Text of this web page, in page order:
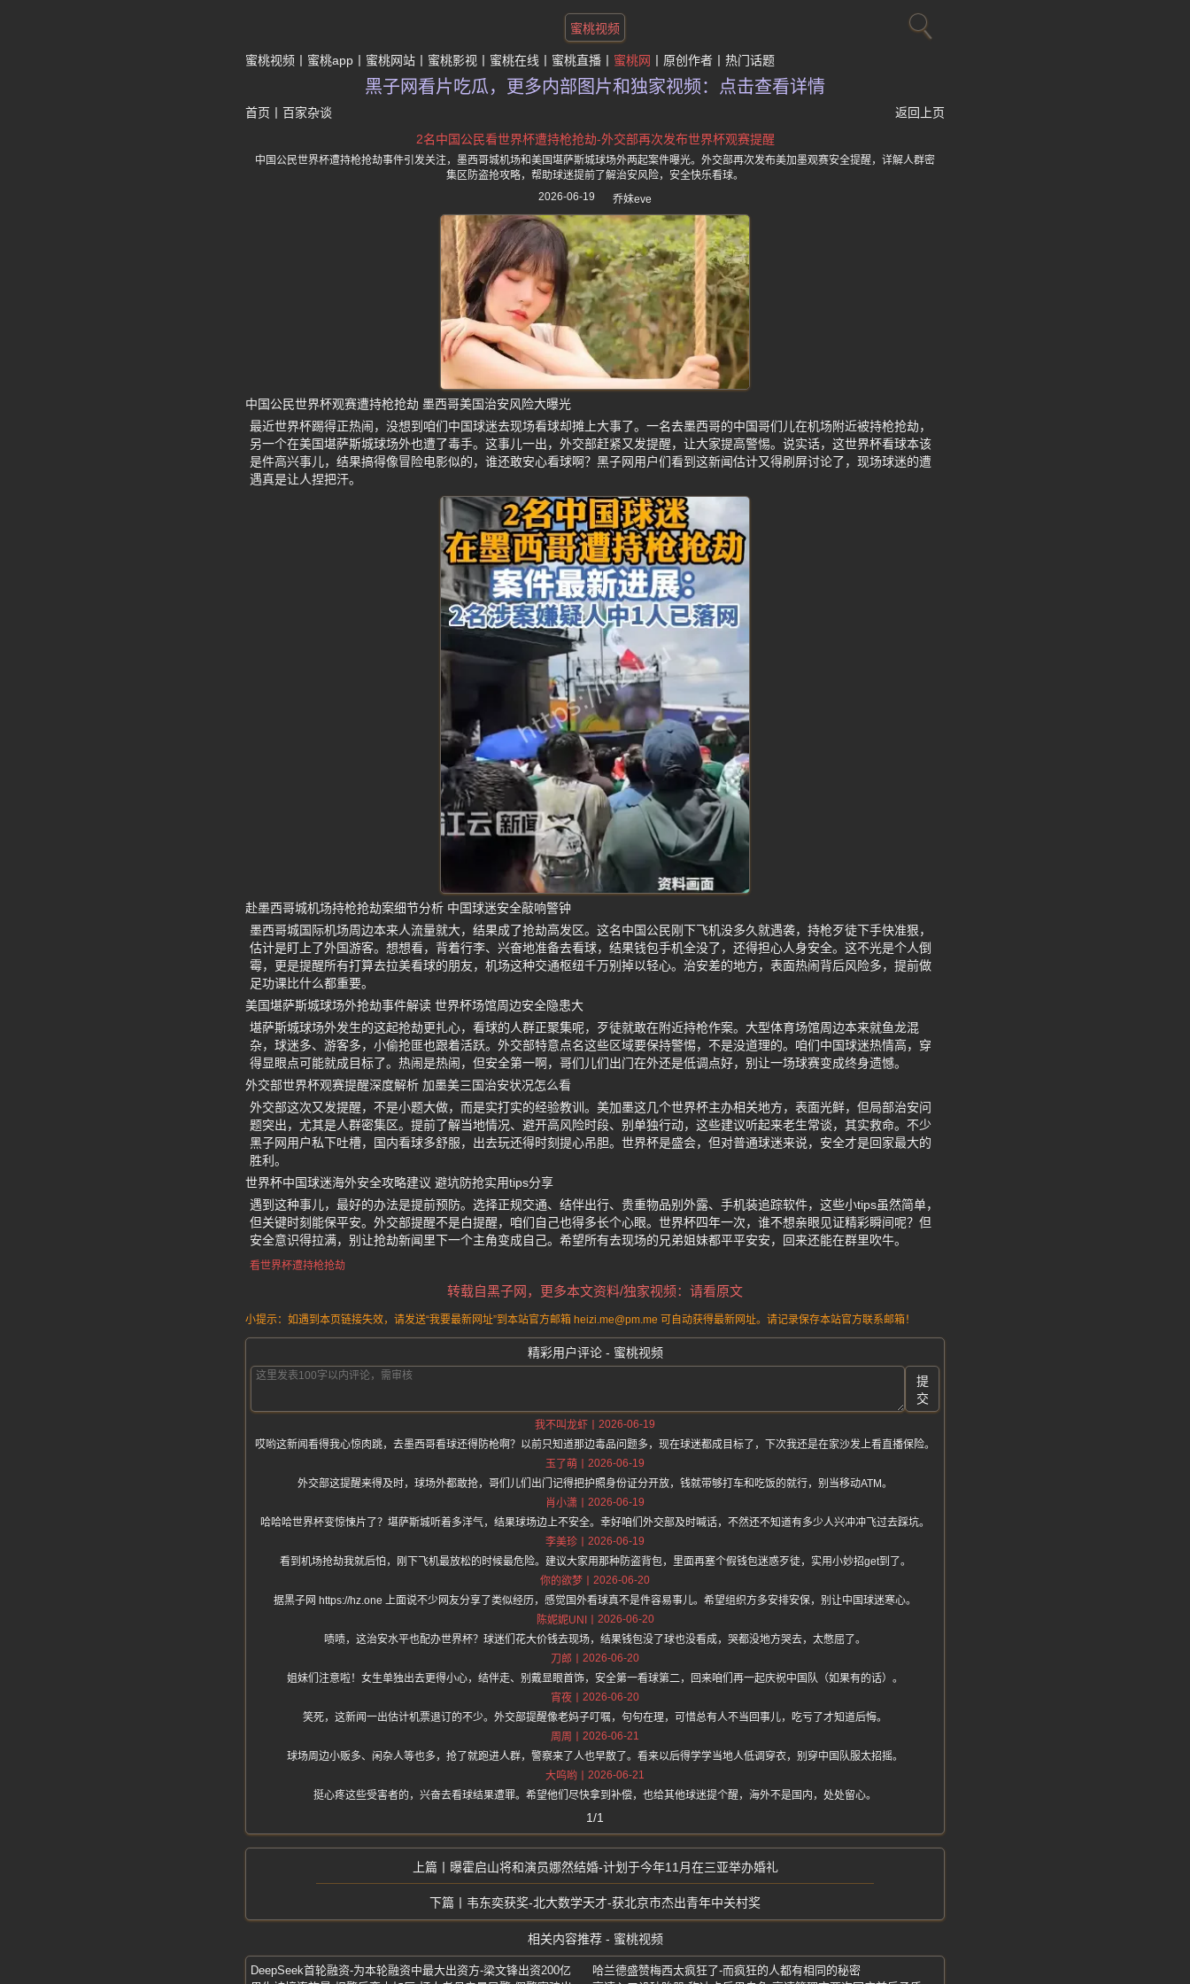
蜜桃视频
蜜桃视频 蜜桃app 蜜桃网站 蜜桃影视 蜜桃在线 蜜桃直播 蜜桃网 原创作者 热门话题
黑子网看片吃瓜，更多内部图片和独家视频：点击查看详情
首页 百家杂谈
返回上页
2名中国公民看世界杯遭持枪抢劫-外交部再次发布世界杯观赛提醒
中国公民世界杯遭持枪抢劫事件引发关注，墨西哥城机场和美国堪萨斯城球场外两起案件曝光。外交部再次发布美加墨观赛安全提醒，详解人群密
集区防盗抢攻略，帮助球迷提前了解治安风险，安全快乐看球。
2026-06-19
乔妹eve
中国公民世界杯观赛遭持枪抢劫 墨西哥美国治安风险大曝光
最近世界杯踢得正热闹，没想到咱们中国球迷去现场看球却摊上大事了。一名去墨西哥的中国哥们儿在机场附近被持枪抢劫，
另一个在美国堪萨斯城球场外也遭了毒手。这事儿一出，外交部赶紧又发提醒，让大家提高警惕。说实话，这世界杯看球本该
是件高兴事儿，结果搞得像冒险电影似的，谁还敢安心看球啊？黑子网用户们看到这新闻估计又得刷屏讨论了，现场球迷的遭
遇真是让人捏把汗。
赴墨西哥城机场持枪抢劫案细节分析 中国球迷安全敲响警钟
墨西哥城国际机场周边本来人流量就大，结果成了抢劫高发区。这名中国公民刚下飞机没多久就遇袭，持枪歹徒下手快准狠，
估计是盯上了外国游客。想想看，背着行李、兴奋地准备去看球，结果钱包手机全没了，还得担心人身安全。这不光是个人倒
霉，更是提醒所有打算去拉美看球的朋友，机场这种交通枢纽千万别掉以轻心。治安差的地方，表面热闹背后风险多，提前做
足功课比什么都重要。
美国堪萨斯城球场外抢劫事件解读 世界杯场馆周边安全隐患大
堪萨斯城球场外发生的这起抢劫更扎心，看球的人群正聚集呢，歹徒就敢在附近持枪作案。大型体育场馆周边本来就鱼龙混
杂，球迷多、游客多，小偷抢匪也跟着活跃。外交部特意点名这些区域要保持警惕，不是没道理的。咱们中国球迷热情高，穿
得显眼点可能就成目标了。热闹是热闹，但安全第一啊，哥们儿们出门在外还是低调点好，别让一场球赛变成终身遗憾。
外交部世界杯观赛提醒深度解析 加墨美三国治安状况怎么看
外交部这次又发提醒，不是小题大做，而是实打实的经验教训。美加墨这几个世界杯主办相关地方，表面光鲜，但局部治安问
题突出，尤其是人群密集区。提前了解当地情况、避开高风险时段、别单独行动，这些建议听起来老生常谈，其实救命。不少
黑子网用户私下吐槽，国内看球多舒服，出去玩还得时刻提心吊胆。世界杯是盛会，但对普通球迷来说，安全才是回家最大的
胜利。
世界杯中国球迷海外安全攻略建议 避坑防抢实用tips分享
遇到这种事儿，最好的办法是提前预防。选择正规交通、结伴出行、贵重物品别外露、手机装追踪软件，这些小tips虽然简单，
但关键时刻能保平安。外交部提醒不是白提醒，咱们自己也得多长个心眼。世界杯四年一次，谁不想亲眼见证精彩瞬间呢？但
安全意识得拉满，别让抢劫新闻里下一个主角变成自己。希望所有去现场的兄弟姐妹都平平安安，回来还能在群里吹牛。
看世界杯遭持枪抢劫
转载自黑子网，更多本文资料/独家视频：请看原文
小提示：如遇到本页链接失效，请发送“我要最新网址”到本站官方邮箱 heizi.me@pm.me 可自动获得最新网址。请记录保存本站官方联系邮箱！
精彩用户评论 - 蜜桃视频
提
交
我不叫龙虾
2026-06-19
哎哟这新闻看得我心惊肉跳，去墨西哥看球还得防枪啊？以前只知道那边毒品问题多，现在球迷都成目标了，下次我还是在家沙发上看直播保险。
玉了萌
2026-06-19
外交部这提醒来得及时，球场外都敢抢，哥们儿们出门记得把护照身份证分开放，钱就带够打车和吃饭的就行，别当移动ATM。
肖小潇
2026-06-19
哈哈哈世界杯变惊悚片了？堪萨斯城听着多洋气，结果球场边上不安全。幸好咱们外交部及时喊话，不然还不知道有多少人兴冲冲飞过去踩坑。
李美珍
2026-06-19
看到机场抢劫我就后怕，刚下飞机最放松的时候最危险。建议大家用那种防盗背包，里面再塞个假钱包迷惑歹徒，实用小妙招get到了。
你的欲梦
2026-06-20
据黑子网 https://hz.one 上面说不少网友分享了类似经历，感觉国外看球真不是件容易事儿。希望组织方多安排安保，别让中国球迷寒心。
陈妮妮UNI
2026-06-20
啧啧，这治安水平也配办世界杯？球迷们花大价钱去现场，结果钱包没了球也没看成，哭都没地方哭去，太憋屈了。
刀郎
2026-06-20
姐妹们注意啦！女生单独出去更得小心，结伴走、别戴显眼首饰，安全第一看球第二，回来咱们再一起庆祝中国队（如果有的话）。
宵夜
2026-06-20
笑死，这新闻一出估计机票退订的不少。外交部提醒像老妈子叮嘱，句句在理，可惜总有人不当回事儿，吃亏了才知道后悔。
周周
2026-06-21
球场周边小贩多、闲杂人等也多，抢了就跑进人群，警察来了人也早散了。看来以后得学学当地人低调穿衣，别穿中国队服太招摇。
大呜哟
2026-06-21
挺心疼这些受害者的，兴奋去看球结果遭罪。希望他们尽快拿到补偿，也给其他球迷提个醒，海外不是国内，处处留心。
1/1
曝霍启山将和演员娜然结婚-计划于今年11月在三亚举办婚礼
韦东奕获奖-北大数学天才-获北京市杰出青年中关村奖
相关内容推荐 - 蜜桃视频
DeepSeek首轮融资-为本轮融资中最大出资方-梁文锋出资200亿 哈兰德盛赞梅西太疯狂了-而疯狂的人都有相同的秘密